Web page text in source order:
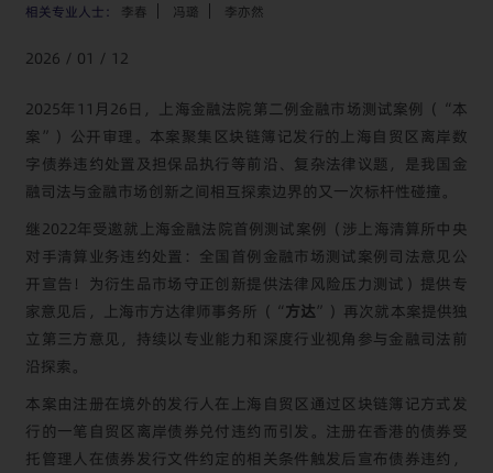
相关专业人士： 李春 冯璐 李亦然
2026 / 01 / 12
2025年11月26日，上海金融法院第二例金融市场测试案例（“本
案”）公开审理。本案聚集区块链簿记发行的上海自贸区离岸数
字债券违约处置及担保品执行等前沿、复杂法律议题，是我国金
融司法与金融市场创新之间相互探索边界的又一次标杆性碰撞。
继2022年受邀就上海金融法院首例测试案例（涉上海清算所中央
对手清算业务违约处置： 全国首例金融市场测试案例司法意见公
开宣告！为衍生品市场守正创新提供法律风险压力测试 ）提供专
家意见后，上海市方达律师事务所（“方达”）再次就本案提供独
立第三方意见，持续以专业能力和深度行业视角参与金融司法前
沿探索。
本案由注册在境外的发行人在上海自贸区通过区块链簿记方式发
行的一笔自贸区离岸债券兑付违约而引发。注册在香港的债券受
托管理人在债券发行文件约定的相关条件触发后宣布债券违约，